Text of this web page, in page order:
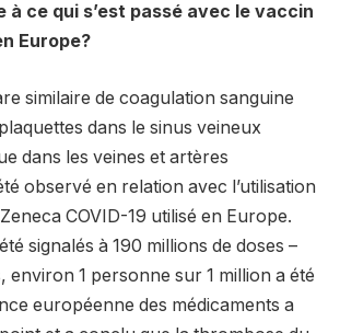
à ce qui s’est passé avec le vaccin
Europe?
similaire de coagulation sanguine
dans le sinus veineux
dans les veines et artères
observé en relation avec l’utilisation
COVID-19 utilisé en Europe.
signalés à 190 millions de doses –
environ 1 personne sur 1 million a été
européenne des médicaments a